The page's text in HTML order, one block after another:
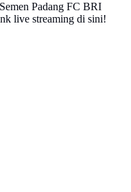
Padang FC BRI
live streaming di sini!